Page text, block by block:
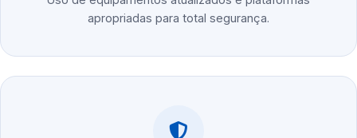
apropriadas para total segurança.